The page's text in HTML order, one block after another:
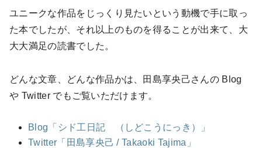
ユニークな作品をじっくり見たいという動機で手に取っ
た本でしたが、それ以上のものを得ることが出来て、大
大大満足の読書でした。
どんな文章、どんな作品かは、田島享央己さんの Blog
や Twitter でもご覧いただけます。
Blog「シド工日記 （しどこうにっき）」
Twitter「田島享央己 / Takaoki Tajima」